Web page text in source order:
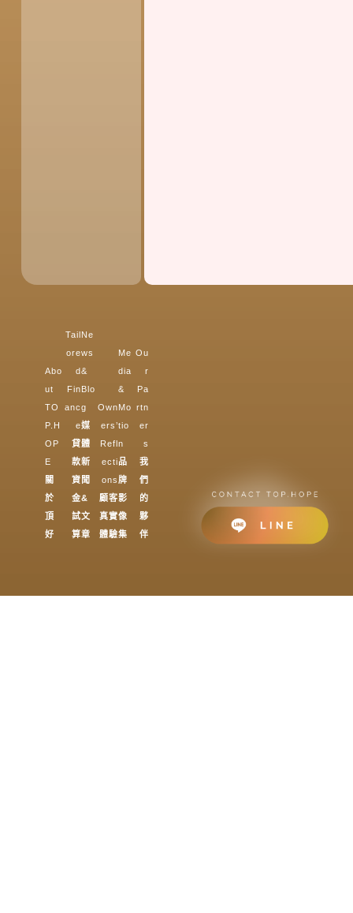
Abo
ut
TO
P.H
OP
E
關
於
頂
好
Tail
ore
d
Fin
anc
e
貸
款
資
金
試
算
Ne
ws
&
Blo
g
媒
體
新
聞
&
文
章
Own
ers’
Refl
ecti
ons
顧客
真實
體驗
Me
dia
&
Mo
tio
n
品
牌
影
像
集
Ou
r
Pa
rtn
er
s
我
們
的
夥
伴